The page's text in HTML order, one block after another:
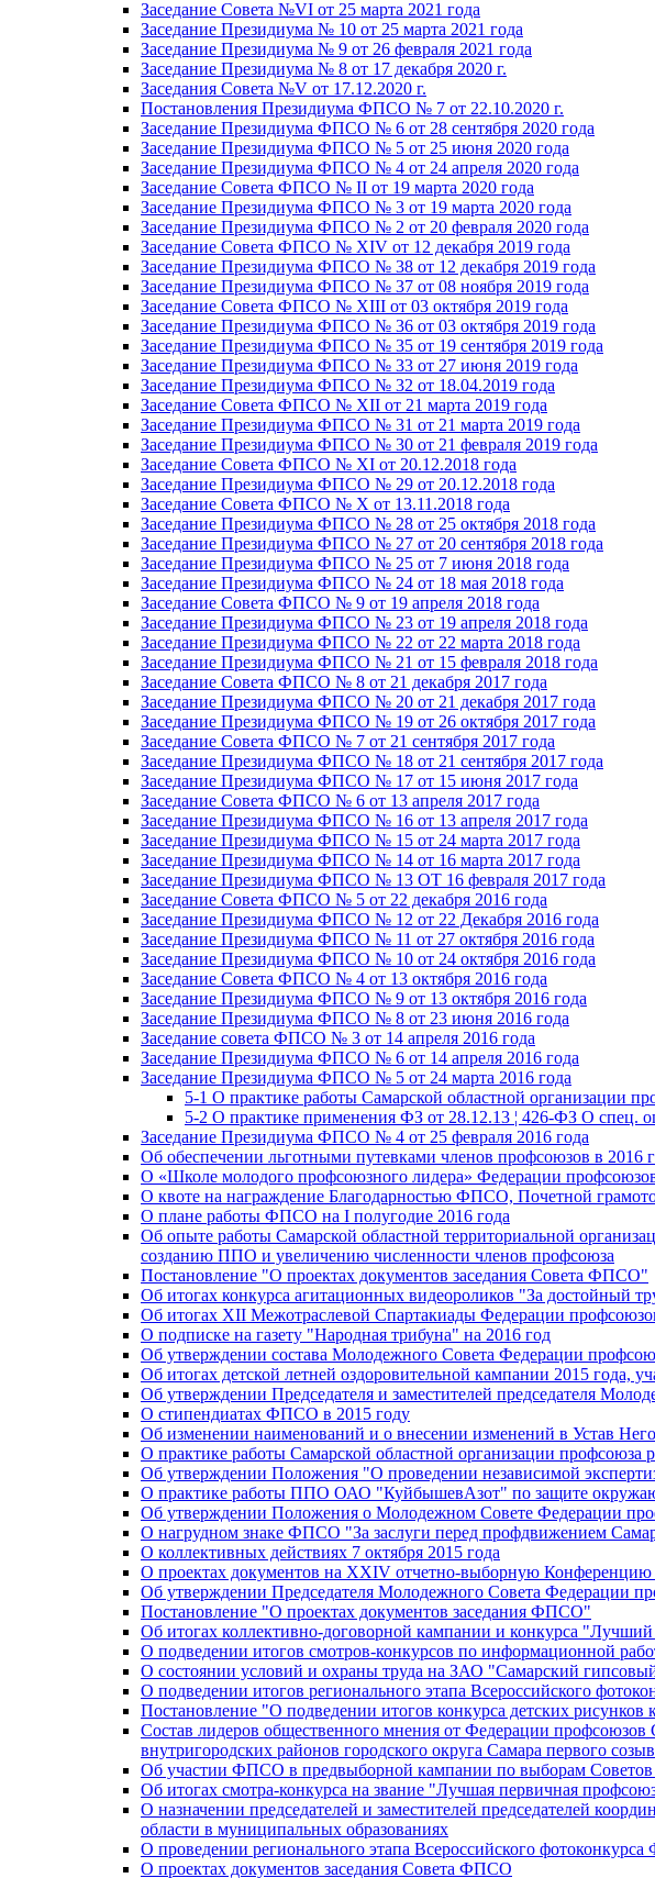
Заседание Совета №VI от 25 марта 2021 года
Заседание Президиума № 10 от 25 марта 2021 года
Заседание Президиума № 9 от 26 февраля 2021 года
Заседание Президиума № 8 от 17 декабря 2020 г.
Заседания Совета №V от 17.12.2020 г.
Постановления Президиума ФПСО № 7 от 22.10.2020 г.
Заседание Президиума ФПСО № 6 от 28 сентября 2020 года
Заседание Президиума ФПСО № 5 от 25 июня 2020 года
Заседание Президиума ФПСО № 4 от 24 апреля 2020 года
Заседание Совета ФПСО № II от 19 марта 2020 года
Заседание Президиума ФПСО № 3 от 19 марта 2020 года
Заседание Президиума ФПСО № 2 от 20 февраля 2020 года
Заседание Совета ФПСО № XIV от 12 декабря 2019 года
Заседание Президиума ФПСО № 38 от 12 декабря 2019 года
Заседание Президиума ФПСО № 37 от 08 ноября 2019 года
Заседание Совета ФПСО № XIII от 03 октября 2019 года
Заседание Президиума ФПСО № 36 от 03 октября 2019 года
Заседание Президиума ФПСО № 35 от 19 сентября 2019 года
Заседание Президиума ФПСО № 33 от 27 июня 2019 года
Заседание Президиума ФПСО № 32 от 18.04.2019 года
Заседание Совета ФПСО № XII от 21 марта 2019 года
Заседание Президиума ФПСО № 31 от 21 марта 2019 года
Заседание Президиума ФПСО № 30 от 21 февраля 2019 года
Заседание Совета ФПСО № XI от 20.12.2018 года
Заседание Президиума ФПСО № 29 от 20.12.2018 года
Заседание Совета ФПСО № X от 13.11.2018 года
Заседание Президиума ФПСО № 28 от 25 октября 2018 года
Заседание Президиума ФПСО № 27 от 20 сентября 2018 года
Заседание Президиума ФПСО № 25 от 7 июня 2018 года
Заседание Президиума ФПСО № 24 от 18 мая 2018 года
Заседание Совета ФПСО № 9 от 19 апреля 2018 года
Заседание Президиума ФПСО № 23 от 19 апреля 2018 года
Заседание Президиума ФПСО № 22 от 22 марта 2018 года
Заседание Президиума ФПСО № 21 от 15 февраля 2018 года
Заседание Совета ФПСО № 8 от 21 декабря 2017 года
Заседание Президиума ФПСО № 20 от 21 декабря 2017 года
Заседание Президиума ФПСО № 19 от 26 октября 2017 года
Заседание Совета ФПСО № 7 от 21 сентября 2017 года
Заседание Президиума ФПСО № 18 от 21 сентября 2017 года
Заседание Президиума ФПСО № 17 от 15 июня 2017 года
Заседание Совета ФПСО № 6 от 13 апреля 2017 года
Заседание Президиума ФПСО № 16 от 13 апреля 2017 года
Заседание Президиума ФПСО № 15 от 24 марта 2017 года
Заседание Президиума ФПСО № 14 от 16 марта 2017 года
Заседание Президиума ФПСО № 13 ОТ 16 февраля 2017 года
Заседание Совета ФПСО № 5 от 22 декабря 2016 года
Заседание Президиума ФПСО № 12 от 22 Декабря 2016 года
Заседание Президиума ФПСО № 11 от 27 октября 2016 года
Заседание Президиума ФПСО № 10 от 24 октября 2016 года
Заседание Совета ФПСО № 4 от 13 октября 2016 года
Заседание Президиума ФПСО № 9 от 13 октября 2016 года
Заседание Президиума ФПСО № 8 от 23 июня 2016 года
Заседание совета ФПСО № 3 от 14 апреля 2016 года
Заседание Президиума ФПСО № 6 от 14 апреля 2016 года
Заседание Президиума ФПСО № 5 от 24 марта 2016 года
5-1 О практике работы Самарской областной организации
5-2 О практике применения ФЗ от 28.12.13 ¦ 426-ФЗ О спец.
Заседание Президиума ФПСО № 4 от 25 февраля 2016 года
Об обеспечении льготными путевками членов профсоюзов в 2016
О «Школе молодого профсоюзного лидера» Федерации
О квоте на награждение Благодарностью ФПСО, Почетной
О плане работы ФПСО на I полугодие 2016 года
Об опыте работы Самарской областной территориальной
созданию ППО и увеличению численности членов профсоюза
Постановление "О проектах документов заседания Совета ФПСО"
Об итогах конкурса агитационных видеороликов "За достойный
Об итогах XII Межотраслевой Спартакиады Федерации
О подписке на газету "Народная трибуна" на 2016 год
Об утверждении состава Молодежного Совета Федерации
Об итогах детской летней оздоровительной кампании 2015 года,
Об утверждении Председателя и заместителей председателя
О стипендиатах ФПСО в 2015 году
Об изменении наименований и о внесении изменений в Устав
О практике работы Самарской областной организации профсоюза
Об утверждении Положения "О проведении независимой
О практике работы ППО ОАО "КуйбышевАзот" по защите
Об утверждении Положения о Молодежном Совете Федерации
О нагрудном знаке ФПСО "За заслуги перед профдвижением
О коллективных действиях 7 октября 2015 года
О проектах документов на XXIV отчетно-выборную
Об утверждении Председателя Молодежного Совета Федерации
Постановление "О проектах документов заседания ФПСО"
Об итогах коллективно-договорной кампании и конкурса
О подведении итогов смотров-конкурсов по информационной
О состоянии условий и охраны труда на ЗАО "Самарский
О подведении итогов регионального этапа Всероссийского
Постановление "О подведении итогов конкурса детских
Состав лидеров общественного мнения от Федерации
внутригородских районов городского округа Самара первого
Об участии ФПСО в предвыборной кампании по выборам Советов
Об итогах смотра-конкурса на звание "Лучшая первичная
О назначении председателей и заместителей председателей
области в муниципальных образованиях
О проведении регионального этапа Всероссийского
О проектах документов заседания Совета ФПСО